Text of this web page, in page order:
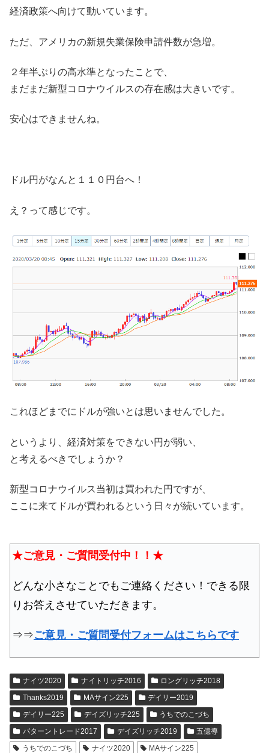
経済政策へ向けて動いています。
ただ、アメリカの新規失業保険申請件数が急増。
２年半ぶりの高水準となったことで、
まだまだ新型コロナウイルスの存在感は大きいです。
安心はできませんね。
ドル円がなんと１１０円台へ！
え？って感じです。
これほどまでにドルが強いとは思いませんでした。
というより、経済対策をできない円が弱い、
と考えるべきでしょうか？
新型コロナウイルス当初は買われた円ですが、
ここに来てドルが買われるという日々が続いています。
★ご意見・ご質問受付中！！★
どんな小さなことでもご連絡ください！できる限
りお答えさせていただきます。
⇒⇒ご意見・ご質問受付フォームはこちらです
ナイツ2020 ナイトリッチ2016
ロングリッチ2018
Thanks2019
MAサイン225
デイリー2019
デイリー225
デイズリッチ225
うちでのこづち
パターントレード2017
デイズリッチ2019
五億導
うちでのこづち
ナイツ2020
MAサイン225